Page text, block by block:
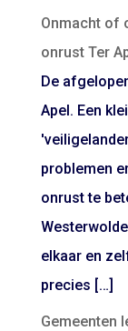
Onmacht of
onrust Ter
De
Apel. Een
problemen
onrust te
elkaar en
precies […]
Gemeenten